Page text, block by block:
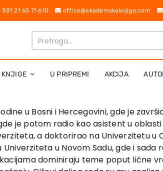
381 21 65 71 610 office@akademskaknjiga.com
KNJIGE U PRIPREMI AKCIJA
u Bosni i Hercegovini, gde je
je potom radio kao asistent u
a doktorirao na Univerzitetu
u Novom Sadu, gde i
dominiraju teme poput lične